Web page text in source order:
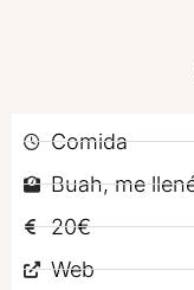
Comida
Buah, me
20€
Web